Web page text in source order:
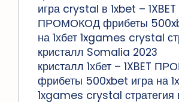
игра crystal в 1xbet – 1XBET
ПРОМОКОД фрибеты
на 1хбет 1xgames crystal
кристалл Somalia 2023
кристалл 1хбет – 1XBET
фрибеты 500xbet игра на
1xgames crystal стратегия